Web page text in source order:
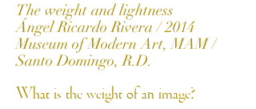
The weight and lightness
Ángel Ricardo Rivera / 2014
Museum of Modern Art, MAM /
Santo Domingo, R.D.
What is the weight of an image?